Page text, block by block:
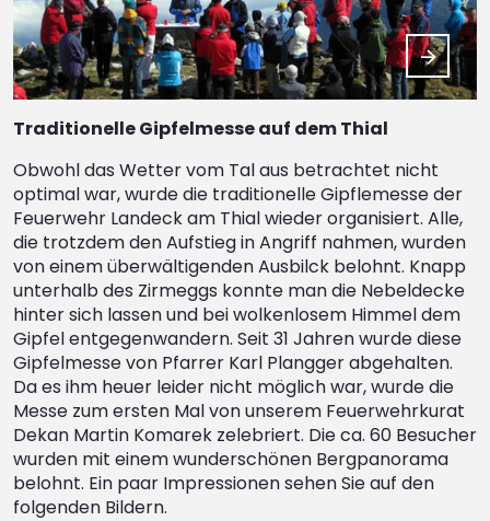
Traditionelle Gipfelmesse auf dem Thial
Obwohl das Wetter vom Tal aus betrachtet nicht
optimal war, wurde die traditionelle Gipflemesse der
Feuerwehr Landeck am Thial wieder organisiert. Alle,
die trotzdem den Aufstieg in Angriff nahmen, wurden
von einem überwältigenden Ausbilck belohnt. Knapp
unterhalb des Zirmeggs konnte man die Nebeldecke
hinter sich lassen und bei wolkenlosem Himmel dem
Gipfel entgegenwandern. Seit 31 Jahren wurde diese
Gipfelmesse von Pfarrer Karl Plangger abgehalten.
Da es ihm heuer leider nicht möglich war, wurde die
Messe zum ersten Mal von unserem Feuerwehrkurat
Dekan Martin Komarek zelebriert. Die ca. 60 Besucher
wurden mit einem wunderschönen Bergpanorama
belohnt. Ein paar Impressionen sehen Sie auf den
folgenden Bildern.